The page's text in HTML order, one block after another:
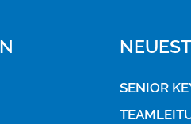
SENIOR